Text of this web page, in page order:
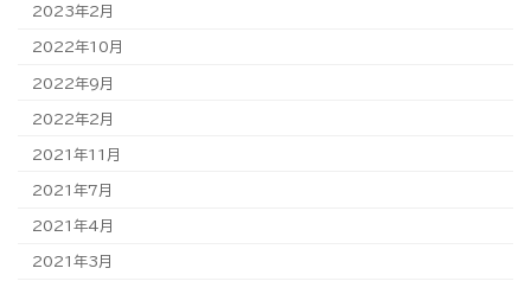
2023年2月
2022年10月
2022年9月
2022年2月
2021年11月
2021年7月
2021年4月
2021年3月